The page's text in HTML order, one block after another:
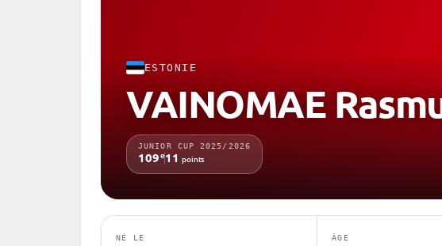
ESTONIE
VAINOMAE
JUNIOR CUP 2025/2026
109e11 points
NÉ LE ÂGE